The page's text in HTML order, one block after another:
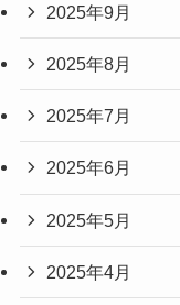
2025年9月
2025年8月
2025年7月
2025年6月
2025年5月
2025年4月